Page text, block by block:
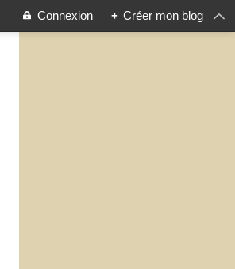
Connexion + Créer mon blog